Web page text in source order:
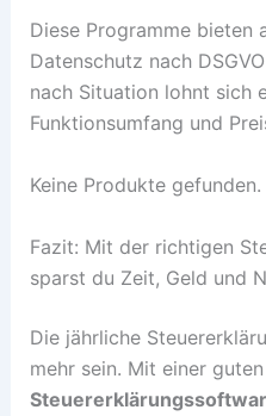
Diese Programme bieten
Datenschutz nach
nach Situation lohnt sich
Funktionsumfang und
Keine Produkte gefunden.
Fazit: Mit der richtigen
sparst du Zeit, Geld und
Die jährliche
mehr sein. Mit einer guten